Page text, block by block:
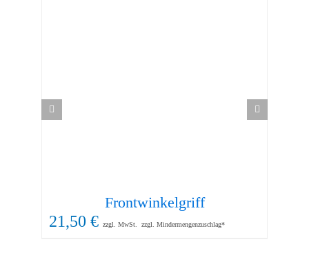
Frontwinkelgriff
21,50 € zzgl. MwSt. zzgl. Mindermengenzuschlag*